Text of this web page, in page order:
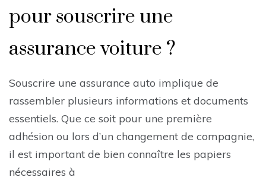
pour souscrire une
assurance voiture ?
Souscrire une assurance auto implique de
rassembler plusieurs informations et documents
essentiels. Que ce soit pour une première
adhésion ou lors d’un changement de compagnie,
il est important de bien connaître les papiers
nécessaires à